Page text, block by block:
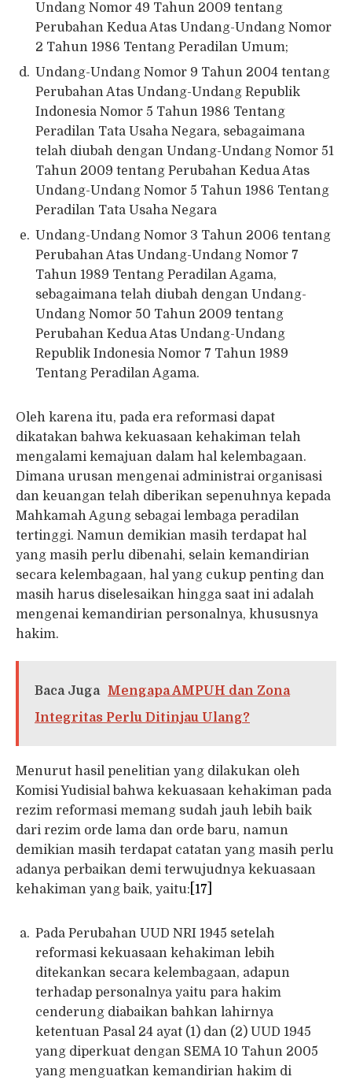
Undang Nomor 49 Tahun 2009 tentang
Perubahan Kedua Atas Undang-Undang Nomor
2 Tahun 1986 Tentang Peradilan Umum;
Undang-Undang Nomor 9 Tahun 2004 tentang
Perubahan Atas Undang-Undang Republik
Indonesia Nomor 5 Tahun 1986 Tentang
Peradilan Tata Usaha Negara, sebagaimana
telah diubah dengan Undang-Undang Nomor 51
Tahun 2009 tentang Perubahan Kedua Atas
Undang-Undang Nomor 5 Tahun 1986 Tentang
Peradilan Tata Usaha Negara
Undang-Undang Nomor 3 Tahun 2006 tentang
Perubahan Atas Undang-Undang Nomor 7
Tahun 1989 Tentang Peradilan Agama,
sebagaimana telah diubah dengan Undang-
Undang Nomor 50 Tahun 2009 tentang
Perubahan Kedua Atas Undang-Undang
Republik Indonesia Nomor 7 Tahun 1989
Tentang Peradilan Agama.
Oleh karena itu, pada era reformasi dapat
dikatakan bahwa kekuasaan kehakiman telah
mengalami kemajuan dalam hal kelembagaan.
Dimana urusan mengenai administrai organisasi
dan keuangan telah diberikan sepenuhnya kepada
Mahkamah Agung sebagai lembaga peradilan
tertinggi. Namun demikian masih terdapat hal
yang masih perlu dibenahi, selain kemandirian
secara kelembagaan, hal yang cukup penting dan
masih harus diselesaikan hingga saat ini adalah
mengenai kemandirian personalnya, khususnya
hakim.
Baca Juga
Mengapa AMPUH dan Zona
Integritas Perlu Ditinjau Ulang?
Menurut hasil penelitian yang dilakukan oleh
Komisi Yudisial bahwa kekuasaan kehakiman pada
rezim reformasi memang sudah jauh lebih baik
dari rezim orde lama dan orde baru, namun
demikian masih terdapat catatan yang masih perlu
adanya perbaikan demi terwujudnya kekuasaan
kehakiman yang baik, yaitu: [17]
Pada Perubahan UUD NRI 1945 setelah
reformasi kekuasaan kehakiman lebih
ditekankan secara kelembagaan, adapun
terhadap personalnya yaitu para hakim
cenderung diabaikan bahkan lahirnya
ketentuan Pasal 24 ayat (1) dan (2) UUD 1945
yang diperkuat dengan SEMA 10 Tahun 2005
yang menguatkan kemandirian hakim di